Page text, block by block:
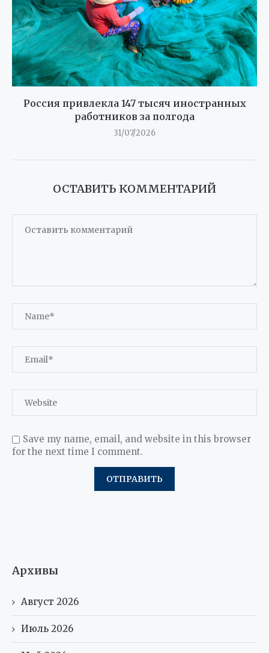
Россия привлекла 147 тысяч иностранных
работников за полгода
31/07/2026
ОСТАВИТЬ КОММЕНТАРИЙ
Save my name, email, and website in this browser
for the next time I comment.
Архивы
Август 2026
Июль 2026